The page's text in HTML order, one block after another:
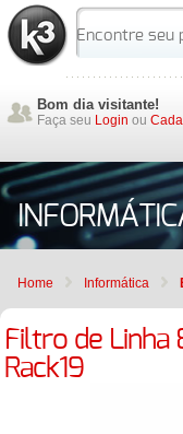
Bom dia visitante!
Faça seu Login ou
Home Informática
Filtro de Linha
Rack19